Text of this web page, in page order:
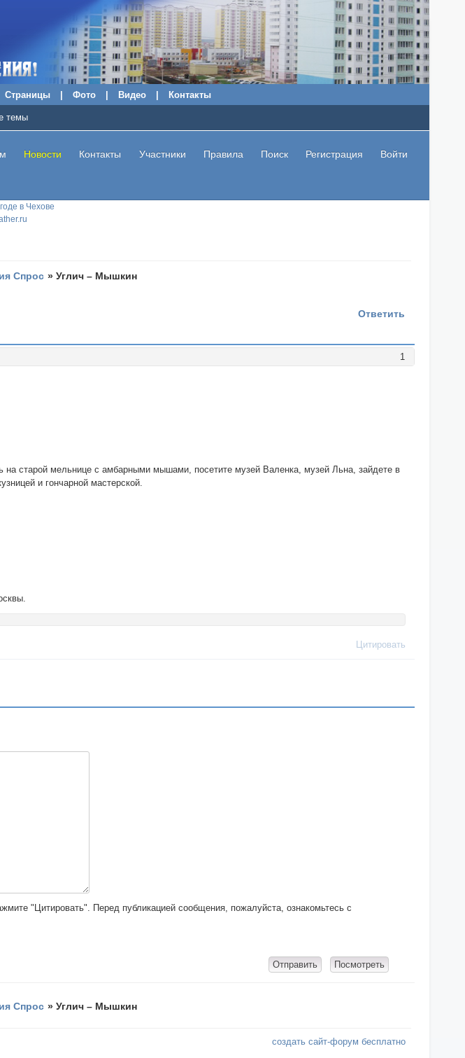
Страницы Фото Видео Контакты
в Чехове
Новости Контакты Участники Правила Поиск Регистрация Войти
темы
Спрос »Углич – Мышкин
Ответить
1
старой мельнице с амбарными мышами, посетите музей Валенка, музей Льна, зайдете в
и гончарной мастерской.
Цитировать
"Цитировать". Перед публикацией сообщения, пожалуйста, ознакомьтесь с
Спрос »Углич – Мышкин
создать сайт-форум бесплатно